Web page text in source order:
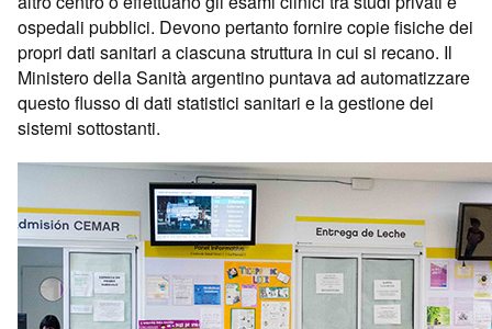
ospedali pubblici. Devono pertanto fornire copie fisiche dei
propri dati sanitari a ciascuna struttura in cui si recano. Il
Ministero della Sanità argentino puntava ad automatizzare
questo flusso di dati statistici sanitari e la gestione dei
sistemi sottostanti.